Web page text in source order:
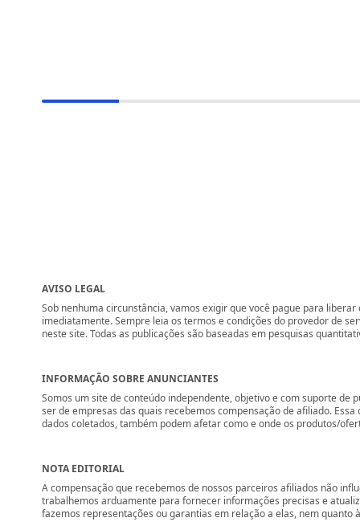
AVISO LEGAL
Sob nenhuma circunstância, vamos exigir que você pague para
imediatamente. Sempre leia os termos e condições do provedor de
neste site. Todas as publicações são baseadas em pesquisas
INFORMAÇÃO SOBRE ANUNCIANTES
Somos um site de conteúdo independente, objetivo e com suporte
ser de empresas das quais recebemos compensação de afiliado.
dados coletados, também podem afetar como e onde os produtos/
NOTA EDITORIAL
A compensação que recebemos de nossos parceiros afiliados não
trabalhemos arduamente para fornecer informações precisas e
fazemos representações ou garantias em relação a elas, nem quanto